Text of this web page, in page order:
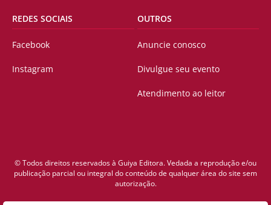
REDES SOCIAIS
Facebook
Instagram
OUTROS
Anuncie conosco
Divulgue seu evento
Atendimento ao leitor
© Todos direitos reservados à Guiya Editora. Vedada a reprodução e/ou
publicação parcial ou integral do conteúdo de qualquer área do site sem
autorização.